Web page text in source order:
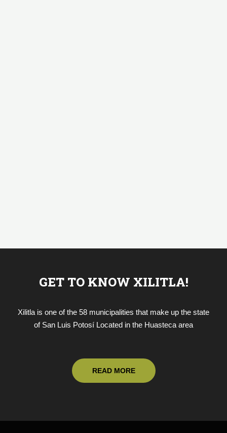
GET TO KNOW XILITLA!
Xilitla is one of the 58 municipalities that make up the state
of San Luis Potosí Located in the Huasteca area
READ MORE